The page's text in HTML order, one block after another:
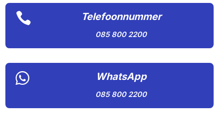
 Telefoonnummer
085 800 2200
 WhatsApp
085 800 2200